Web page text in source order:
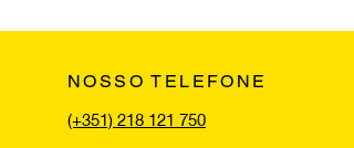
NOSSO TELEFONE
(+351) 218 121 750